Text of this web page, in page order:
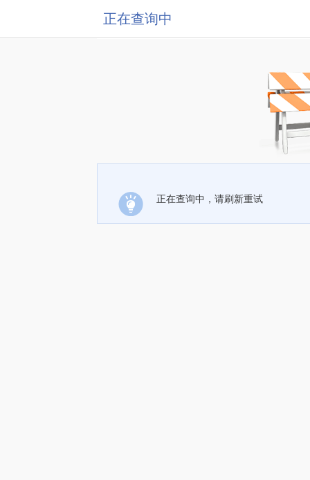
正在查询中
正在查询中，请刷新重试